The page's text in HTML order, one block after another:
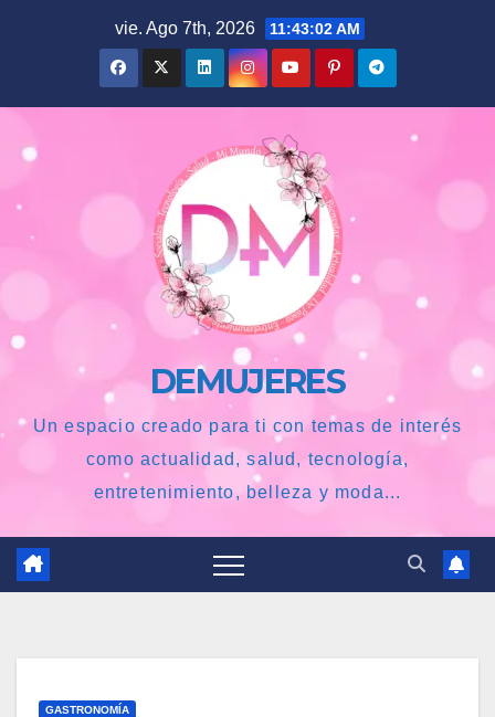
vie. Ago 7th, 2026 11:43:03 AM
DEMUJERES
Un espacio creado para ti con temas de interés
como actualidad, salud, tecnología,
entretenimiento, belleza y moda...
GASTRONOMÍA